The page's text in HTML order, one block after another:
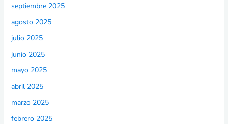
septiembre 2025
agosto 2025
julio 2025
junio 2025
mayo 2025
abril 2025
marzo 2025
febrero 2025